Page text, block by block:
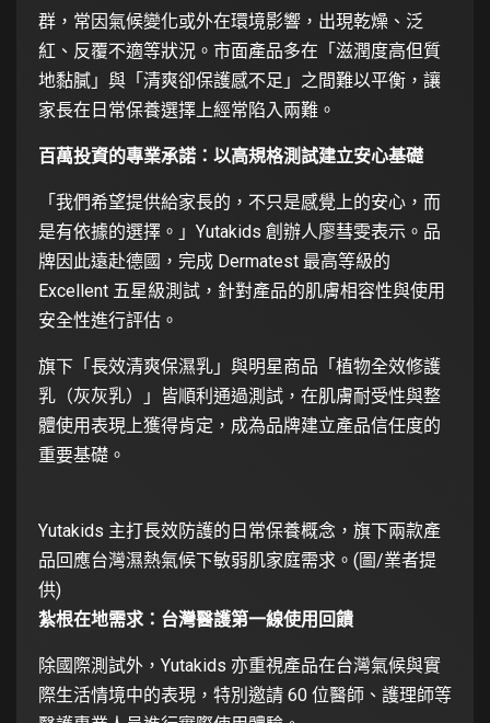
群，常因氣候變化或外在環境影響，出現乾燥、泛
紅、反覆不適等狀況。市面產品多在「滋潤度高但質
地黏膩」與「清爽卻保護感不足」之間難以平衡，讓
家長在日常保養選擇上經常陷入兩難。
百萬投資的專業承諾：以高規格測試建立安心基礎
「我們希望提供給家長的，不只是感覺上的安心，而
是有依據的選擇。」Yutakids 創辦人廖彗雯表示。品
牌因此遠赴德國，完成 Dermatest 最高等級的
Excellent 五星級測試，針對產品的肌膚相容性與使用
安全性進行評估。
旗下「長效清爽保濕乳」與明星商品「植物全效修護
乳（灰灰乳）」皆順利通過測試，在肌膚耐受性與整
體使用表現上獲得肯定，成為品牌建立產品信任度的
重要基礎。
Yutakids 主打長效防護的日常保養概念，旗下兩款產
品回應台灣濕熱氣候下敏弱肌家庭需求。(圖/業者提
供)
紮根在地需求：台灣醫護第一線使用回饋
除國際測試外，Yutakids 亦重視產品在台灣氣候與實
際生活情境中的表現，特別邀請 60 位醫師、護理師等